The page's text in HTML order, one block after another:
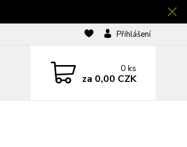
Přihlášení
0 ks
za 0,00 CZK